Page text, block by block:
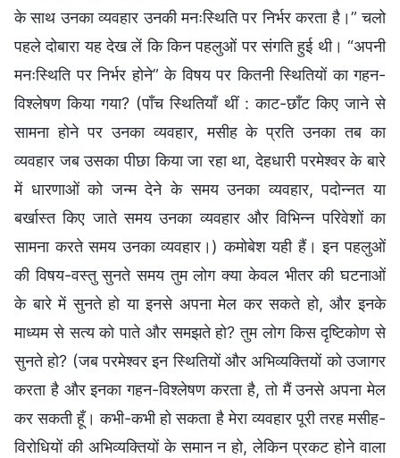
के साथ उनका व्यवहार उनकी मनःस्थिति पर निर्भर करता है।” चलो
पहले दोबारा यह देख लें कि किन पहलुओं पर संगति हुई थी। “अपनी
मनःस्थिति पर निर्भर होने” के विषय पर कितनी स्थितियों का गहन-
विश्लेषण किया गया? (पाँच स्थितियाँ थीं : काट-छाँट किए जाने से
सामना होने पर उनका व्यवहार, मसीह के प्रति उनका तब का
व्यवहार जब उसका पीछा किया जा रहा था, देहधारी परमेश्वर के बारे
में धारणाओं को जन्म देने के समय उनका व्यवहार, पदोन्नत या
बर्खास्त किए जाते समय उनका व्यवहार और विभिन्न परिवेशों का
सामना करते समय उनका व्यवहार।) कमोबेश यही हैं। इन पहलुओं
की विषय-वस्तु सुनते समय तुम लोग क्या केवल भीतर की घटनाओं
के बारे में सुनते हो या इनसे अपना मेल कर सकते हो, और इनके
माध्यम से सत्य को पाते और समझते हो? तुम लोग किस दृष्टिकोण से
सुनते हो? (जब परमेश्वर इन स्थितियों और अभिव्यक्तियों को उजागर
करता है और इनका गहन-विश्लेषण करता है, तो मैं उनसे अपना मेल
कर सकती हूँ। कभी-कभी हो सकता है मेरा व्यवहार पूरी तरह मसीह-
विरोधियों की अभिव्यक्तियों के समान न हो, लेकिन प्रकट होने वाला